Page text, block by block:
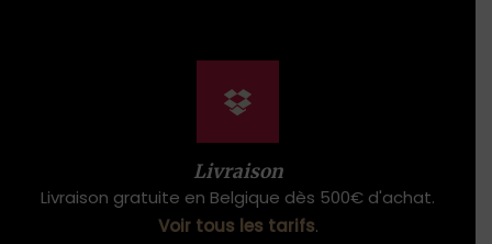
Livraison
Livraison gratuite en Belgique dès 500€ d'achat.
Voir tous les tarifs.